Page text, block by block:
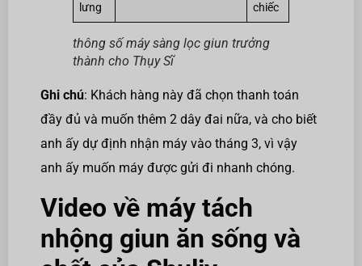
lưng
chiếc
thông số máy sàng lọc giun trưởng
thành cho Thụy Sĩ
Ghi chú: Khách hàng này đã chọn thanh toán
đầy đủ và muốn thêm 2 dây đai nữa, và cho biết
anh ấy dự định nhận máy vào tháng 3, vì vậy
anh ấy muốn máy được gửi đi nhanh chóng.
Video về máy tách
nhộng giun ăn sống và